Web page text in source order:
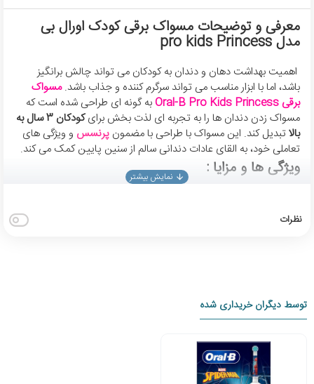
معرفی و توضیحات مسواک برقی کودک اورال بی
مدل pro kids Princess
اهمیت بهداشت دهان و دندان به کودکان می تواند چالش برانگیز
باشد، اما با ابزار مناسب می تواند سرگرم کننده و جذاب باشد.مسواک
برقی Oral-B Pro Kids Princess
به گونه ای طراحی شده است که
مسواک زدن دندان ها را به تجربه ای لذت بخش برای
کودکان 3 سال به
بالا تبدیل کند. این مسواک با طراحی با مضمون پرنسس و ویژگی های
تعاملی خود، به القای عادات دندانی سالم از سنین پایین کمک می کند.
ویژگی ها و مزایا :
که آن را به یک انتخاب عالی برای کودکان خردسال تبدیل می کند:
مسواک دارای طرح شاهزاده خانم زیبا است
موهای بسیار نرم:موها بسیار نرم هستند و آنها را روی لثه های جوان و
حساس ملایم می کند و برای تمیز کردن دندان های شیری عالی است.
نظرات
توسط دیگران خریداری شده